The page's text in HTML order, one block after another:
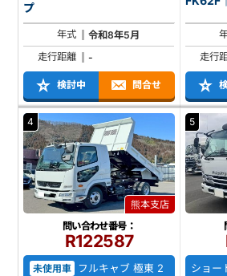
プ
年式
令和8年5月
走行距離
-
検討中 問合せ
走行
4
熊本支店
問い合わせ番号：
R122587
未使用車
フルキャブ 極東 2
5
ショー